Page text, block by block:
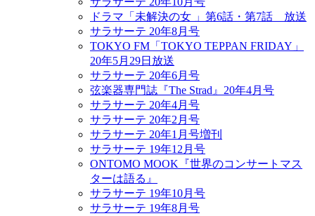
ドラマ「未解決の女 」第6話・第7話 放送
サラサーテ 20年8月号
TOKYO FM「TOKYO TEPPAN FRIDAY」
20年5月29日放送
サラサーテ 20年6月号
弦楽器専門誌『The Strad』20年4月号
サラサーテ 20年4月号
サラサーテ 20年2月号
サラサーテ 20年1月号増刊
サラサーテ 19年12月号
ONTOMO MOOK『世界のコンサートマス
ターは語る』
サラサーテ 19年10月号
サラサーテ 19年8月号